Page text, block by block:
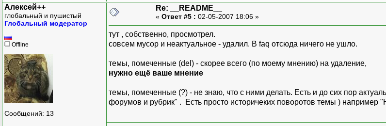
Алексей++
глобальный и пушистый
Глобальный модератор
Offline
Сообщений: 13
Re: __README__
« Ответ #5 : 02-05-2007 18:06 »
тут , собственно, просмотрел.
совсем мусор и неактуальное - удалил. В faq отсюда ничего не ушло.
темы, помеченные (del) - скорее всего (по моему мнению) на удаление,
нужно ещё ваше мнение
темы, помеченные (?) - не знаю, что с ними делать. Есть и до сих пор
форумов и рубрик" . Есть просто историчеких поворотов темы ) например